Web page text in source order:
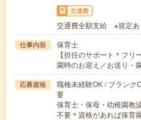
交通費
交通費全額支給 ※規定あ
仕事内容
保育士
【担任のサポート＊フ
園時のお迎え／お送り・
応募資格
職種未経験OK / ブランク
要
保育士・保母・幼稚園教
不要＊資格があれば保育